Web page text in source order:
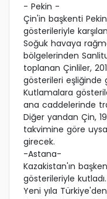
- Pekin -
Çin'in başkenti
gösterileriyle
Soğuk havaya
bölgelerinden
toplanan Çinliler,
gösterileri eşliğinde
Kutlamalara
ana caddelerinde
Diğer yandan Çin,
takvimine göre
girecek.
-Astana-
Kazakistan'ın
gösterileriyle kutladı.
Yeni yıla